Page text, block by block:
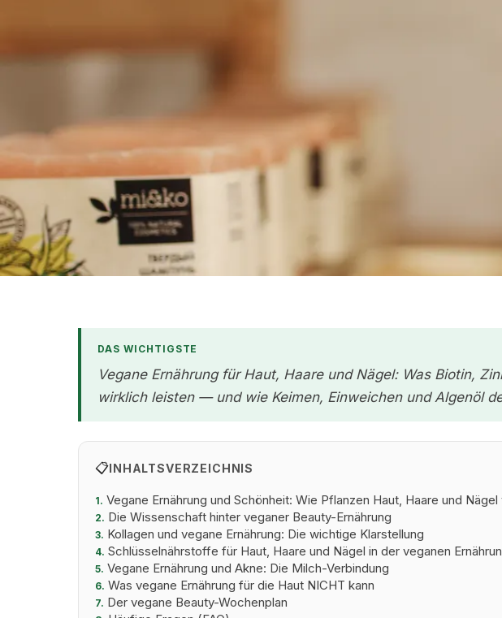
DAS WICHTIGSTE
Vegane Ernährung für Haut, Haare und Nägel: Was Biotin,
wirklich leisten — und wie Keimen, Einweichen und Algenöl
📋INHALTSVERZEICHNIS
1. Vegane Ernährung und Schönheit: Wie Pflanzen Haut, Haare und
2. Die Wissenschaft hinter veganer Beauty-Ernährung
3. Kollagen und vegane Ernährung: Die wichtige Klarstellung
4. Schlüsselnährstoffe für Haut, Haare und Nägel in der veganen
5. Vegane Ernährung und Akne: Die Milch-Verbindung
6. Was vegane Ernährung für die Haut NICHT kann
7. Der vegane Beauty-Wochenplan